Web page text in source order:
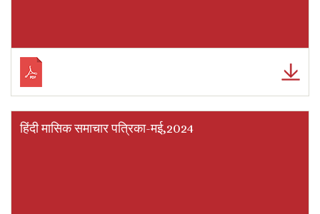
हिंदी मासिक समाचार पत्रिका-मई,2024